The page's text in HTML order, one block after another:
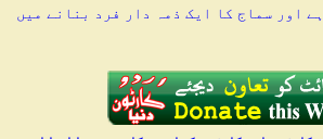
اور سماج کا ایک ذمہ دار فرد بنانے میں